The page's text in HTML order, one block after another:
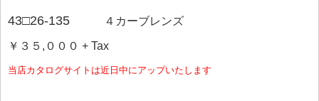
43□26-135 ４カーブレンズ
￥３５,０００ + Tax
当店カタログサイトは近日中にアップいたします